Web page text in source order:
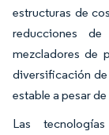
estructuras de
reducciones
mezcladores de
diversificación
estable a pesar
Las